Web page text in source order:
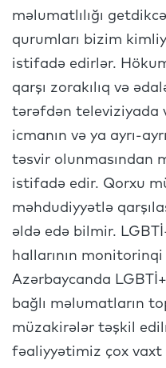
məlumatlılığı
qurumları bizim
istifadə edirlər.
qarşı zorakılıq və
tərəfdən televiziyada
icmanın və ya ayrı-
təsvir olunmasından
istifadə edir. Qorxu
məhdudiyyətlə
əldə edə bilmir.
hallarının
Azərbaycanda
bağlı məlumatların
müzakirələr təşkil
fəaliyyətimiz çox vaxt